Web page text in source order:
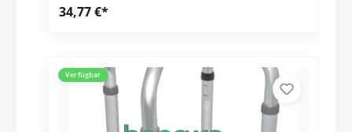
34,77 €*
Verfügbar